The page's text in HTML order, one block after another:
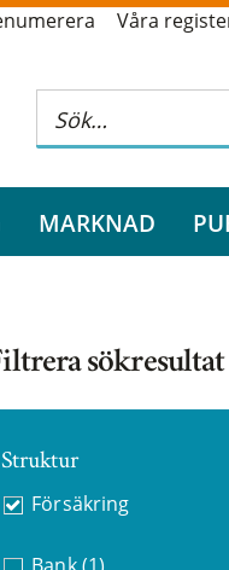
Våra
MARKNAD
sökresultat
Struktur
Försäkring